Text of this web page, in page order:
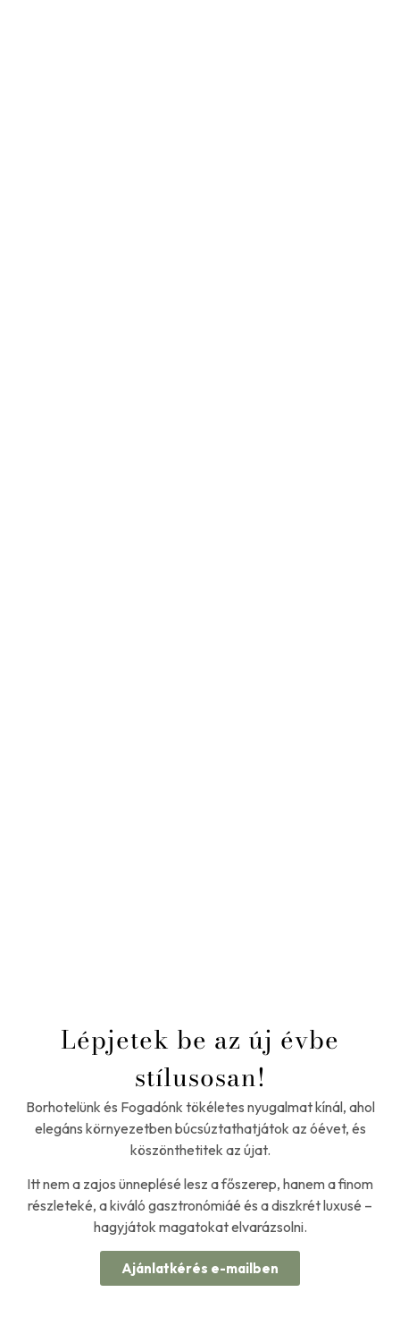
Lépjetek be az új évbe
stílusosan!
Borhotelünk és Fogadónk tökéletes nyugalmat kínál, ahol
elegáns környezetben búcsúztathatjátok az óévet, és
köszönthetitek az újat.
Itt nem a zajos ünneplésé lesz a főszerep, hanem a finom
részleteké, a kiváló gasztronómiáé és a diszkrét luxusé –
hagyjátok magatokat elvarázsolni.
Ajánlatkérés e-mailben